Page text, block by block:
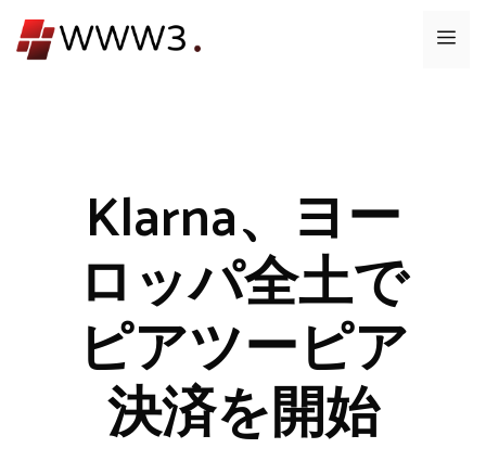
ン
メ
Klarna、ヨー
ロッパ全土で
ピアツーピア
決済を開始